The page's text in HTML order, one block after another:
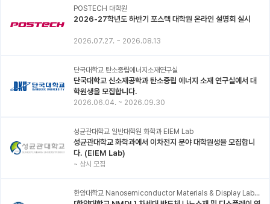
POSTECH 대학원
2026-27학년도 하반기 포스텍 대학원 온라인 설명회 실시
2026.07.27. ~ 2026.08.13
단국대학교 탄소중립에너지소재연구실
단국대학교 신소재공학과 탄소중립 에너지 소재 연구실에서 대
학원생을 모집합니다.
2026.06.04. ~ 2026.09.30
성균관대학교 일반대학원 화학과 EIEM Lab
성균관대학교 화학과에서 이차전지 분야 대학원생을 모집합니
다. (EIEM Lab)
~ 상시 모집
한양대학교 Nanosemiconductor Materials & Display Laboratory